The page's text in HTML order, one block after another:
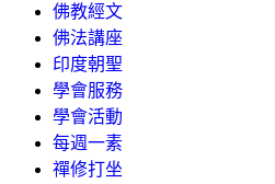
佛教經文
佛法講座
印度朝聖
學會服務
學會活動
每週一素
禪修打坐